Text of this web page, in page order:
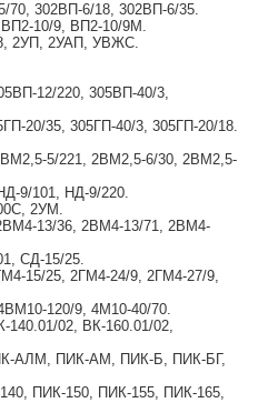
70, 302ВП-6/18, 302ВП-6/35.
10/9, ВП2-10/9М.
8, 2УП, 2УАП, УВЖС.
12/220, 305ВП-40/3,
20/35, 305ГП-40/3, 305ГП-20/18.
5/221, 2ВМ2,5-6/30, 2ВМ2,5-
9/101, НД-9/220.
2УМ.
13/36, 2ВМ4-13/71, 2ВМ4-
СД-15/25.
15/25, 2ГМ4-24/9, 2ГМ4-27/9,
120/9, 4М10-40/70.
140.01/02, ВК-160.01/02,
АЛМ, ПИК-АМ, ПИК-Б, ПИК-БГ,
ПИК-150, ПИК-155, ПИК-165,